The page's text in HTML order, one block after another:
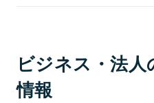
ビジネス・法
情報